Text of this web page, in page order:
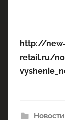
***
http://new-
retail.ru/